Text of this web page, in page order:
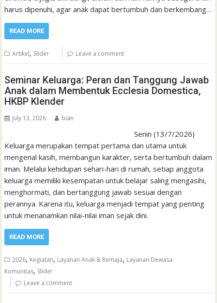
harus dipenuhi, agar anak dapat bertumbuh dan berkembang…
READ MORE
Artikel, Slider Leave a comment
Seminar Keluarga: Peran dan Tanggung Jawab
Anak dalam Membentuk Ecclesia Domestica,
HKBP Klender
July 13, 2026 bian
Senin (13/7/2026)
Keluarga merupakan tempat pertama dan utama untuk
mengenal kasih, membangun karakter, serta bertumbuh dalam
iman. Melalui kehidupan sehari-hari di rumah, setiap anggota
keluarga memiliki kesempatan untuk belajar saling mengasihi,
menghormati, dan bertanggung jawab sesuai dengan
perannya. Karena itu, keluarga menjadi tempat yang penting
untuk menanamkan nilai-nilai iman sejak dini.
READ MORE
2026, Kegiatan, Layanan Anak & Remaja, Layanan Dewasa-
Komunitas, Slider
Leave a comment